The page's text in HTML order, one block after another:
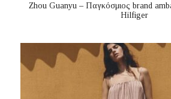
Zhou Guanyu – Παγκόσμιος brand
Hilfiger